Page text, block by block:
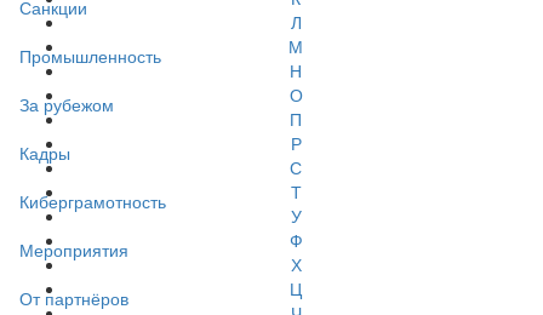
Санкции
Промышленность
За рубежом
Кадры
Киберграмотность
Мероприятия
От партнёров
Л
М
Н
О
П
Р
С
Т
У
Ф
Х
Ц